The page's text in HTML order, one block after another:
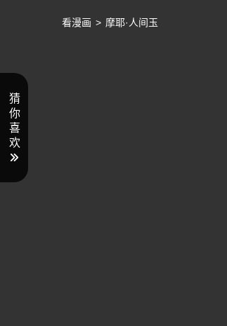
看漫画 > 摩耶·人间玉
猜
你
喜
欢